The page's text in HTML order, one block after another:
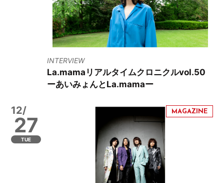
INTERVIEW
La.mamaリアルタイムクロニクルvol.50
ーあいみょんとLa.mamaー
12/
27
TUE